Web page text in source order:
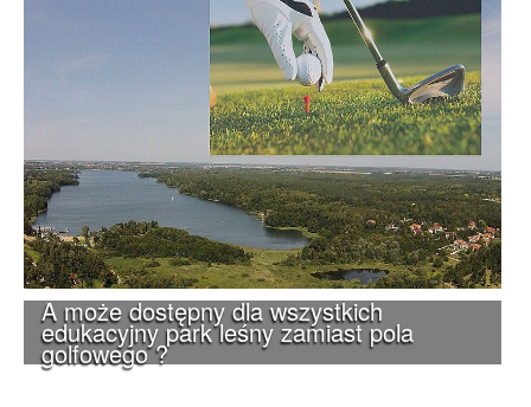
A może dostępny dla wszystkich
edukacyjny park leśny zamiast pola
golfowego ?